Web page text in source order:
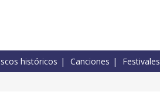
históricos Canciones Festivales